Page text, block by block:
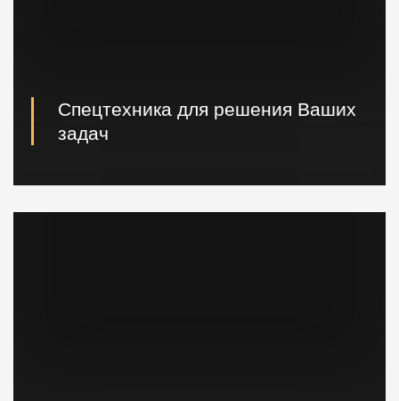
Спецтехника для решения Ваших
задач